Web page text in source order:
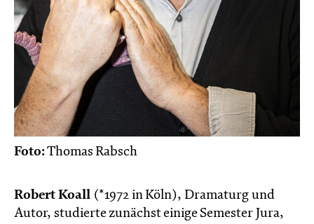
Foto:Thomas Rabsch
Robert Koall (*1972 in Köln), Dramaturg und
Autor, studierte zunächst einige Semester Jura,